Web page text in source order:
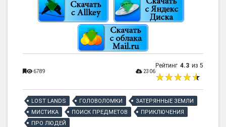
6789 2306
Рейтинг 4.3 из 5
LOST LANDS ГОЛОВОЛОМКИ
ЗАТЕРЯННЫЕ ЗЕМЛИ
МИСТИКА
ПОИСК ПРЕДМЕТОВ
ПРИКЛЮЧЕНИЯ
ПРО ЛЮДЕЙ